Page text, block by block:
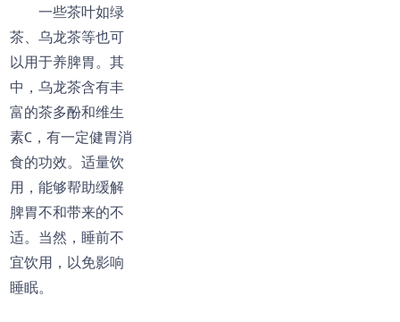
一些茶叶如绿
茶、乌龙茶等也可
以用于养脾胃。其
中，乌龙茶含有丰
富的茶多酚和维生
素C，有一定健胃消
食的功效。适量饮
用，能够帮助缓解
脾胃不和带来的不
适。当然，睡前不
宜饮用，以免影响
睡眠。